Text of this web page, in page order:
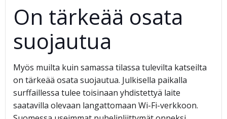
On tärkeää osata
suojautua
Myös muilta kuin samassa tilassa tulevilta katseilta
on tärkeää osata suojautua. Julkisella paikalla
surffaillessa tulee toisinaan yhdistettyä laite
saatavilla olevaan langattomaan Wi-Fi-verkkoon.